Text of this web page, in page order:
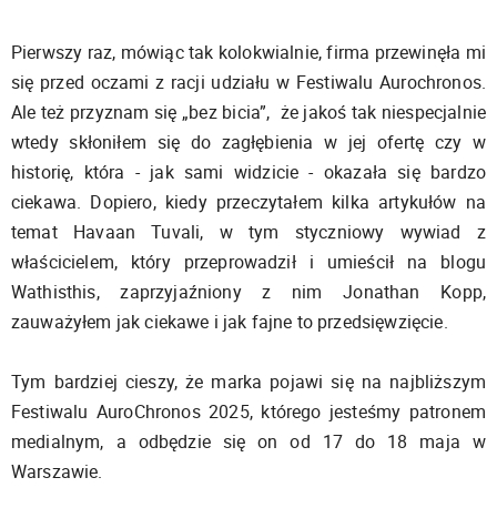
Pierwszy raz, mówiąc tak kolokwialnie, firma przewinęła mi
się przed oczami z racji udziału w Festiwalu Aurochronos.
Ale też przyznam się „bez bicia”, że jakoś tak niespecjalnie
wtedy skłoniłem się do zagłębienia w jej ofertę czy w
historię, która - jak sami widzicie - okazała się bardzo
ciekawa. Dopiero, kiedy przeczytałem kilka artykułów na
temat Havaan Tuvali, w tym styczniowy wywiad z
właścicielem, który przeprowadził i umieścił na blogu
Wathisthis, zaprzyjaźniony z nim Jonathan Kopp,
zauważyłem jak ciekawe i jak fajne to przedsięwzięcie.
Tym bardziej cieszy, że marka pojawi się na najbliższym
Festiwalu AuroChronos 2025, którego jesteśmy patronem
medialnym, a odbędzie się on od 17 do 18 maja w
Warszawie.